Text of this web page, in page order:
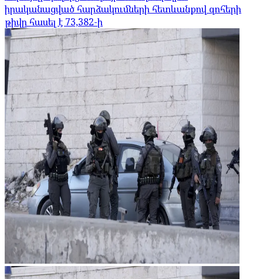
իրականացված հարձակումների հետևանքով զոհերի
թիվը հասել է 73,382-ի